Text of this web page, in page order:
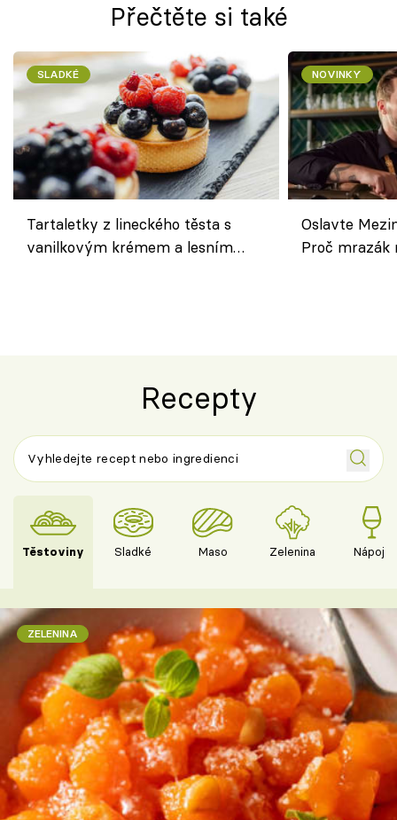
Přečtěte si také
SLADKÉ
Tartaletky z lineckého těsta s
vanilkovým krémem a lesním
NOVINKY
Oslavte
Proč
Recepty
Těstoviny Sladké Maso Zelenina Nápoje
ZELENINA